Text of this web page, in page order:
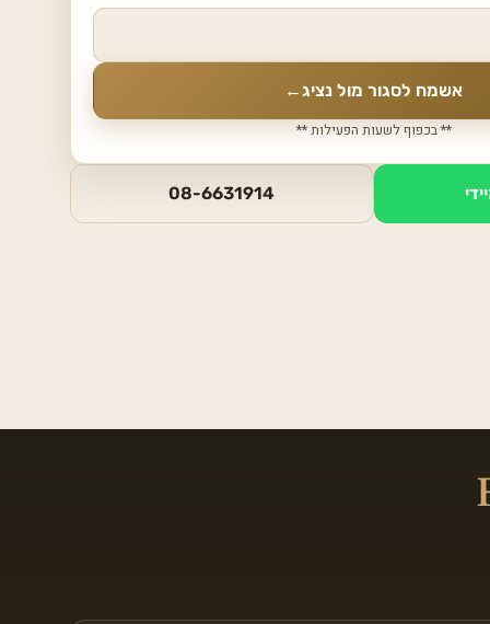
אשמח לסגור מול נציג←
** בכפוף לשעות הפעילות **
08-6631914